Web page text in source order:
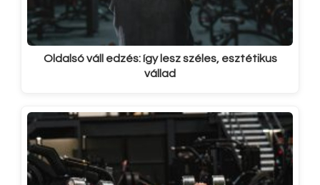
Oldalsó váll edzés: így lesz széles, esztétikus
vállad